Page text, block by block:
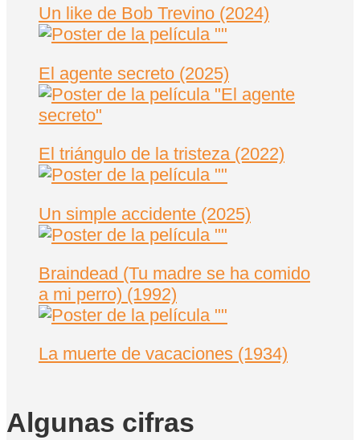
Un like de Bob Trevino (2024)
El agente secreto (2025)
El triángulo de la tristeza (2022)
Un simple accidente (2025)
Braindead (Tu madre se ha comido
a mi perro) (1992)
La muerte de vacaciones (1934)
Algunas cifras